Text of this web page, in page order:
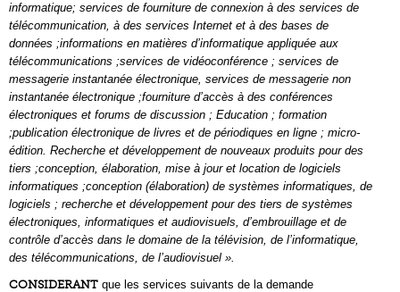
informatique; services de fourniture de connexion à des services de
télécommunication, à des services Internet et à des bases de
données ;informations en matières d’informatique appliquée aux
télécommunications ;services de vidéoconférence ; services de
messagerie instantanée électronique, services de messagerie non
instantanée électronique ;fourniture d’accès à des conférences
électroniques et forums de discussion ; Education ; formation
;publication électronique de livres et de périodiques en ligne ; micro-
édition. Recherche et développement de nouveaux produits pour des
tiers ;conception, élaboration, mise à jour et location de logiciels
informatiques ;conception (élaboration) de systèmes informatiques, de
logiciels ; recherche et développement pour des tiers de systèmes
électroniques, informatiques et audiovisuels, d’embrouillage et de
contrôle d’accès dans le domaine de la télévision, de l’informatique,
des télécommunications, de l’audiovisuel ».
CONSIDERANT que les services suivants de la demande